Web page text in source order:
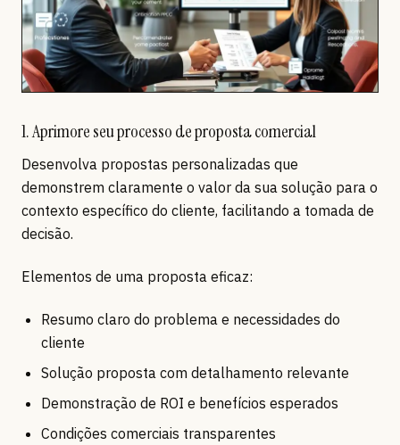
1. Aprimore seu processo de proposta comercial
Desenvolva propostas personalizadas que
demonstrem claramente o valor da sua solução para o
contexto específico do cliente, facilitando a tomada de
decisão.
Elementos de uma proposta eficaz:
Resumo claro do problema e necessidades do
cliente
Solução proposta com detalhamento relevante
Demonstração de ROI e benefícios esperados
Condições comerciais transparentes